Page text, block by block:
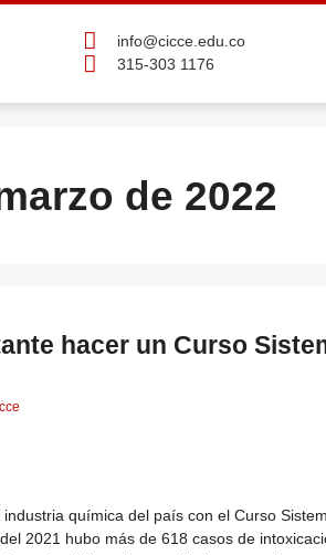
info@cicce.edu.co
315-303 1176
de 2022
hacer un Curso
química del país con el Curso
2021 hubo más de 618 casos de